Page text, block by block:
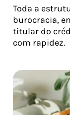
Toda a
burocracia,
titular do
com rapidez.